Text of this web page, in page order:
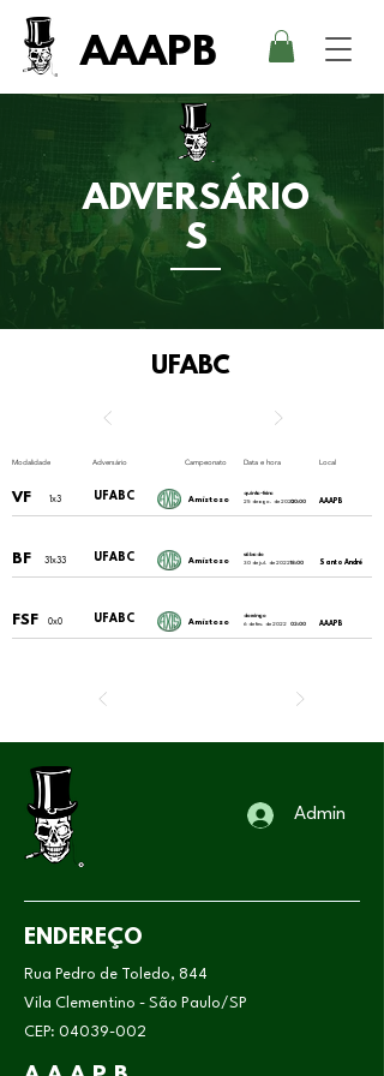
AAAPB
ADVERSÁRIO
S
UFABC
Modalidade Adversário Campeonato Data e hora Local
1x3
VF UFABC Amistoso
quinta-feira
25 de ago. de 202200:00 AAAPB
31x33
BF UFABC Amistoso
sábado
30 de jul. de 202218:00 Santo André
0x0
FSF UFABC Amistoso
domingo
6 de fev. de 2022 03:00 AAAPB
Admin
ENDEREÇO
Rua Pedro de Toledo, 844
Vila Clementino - São Paulo/SP
CEP: 04039-002